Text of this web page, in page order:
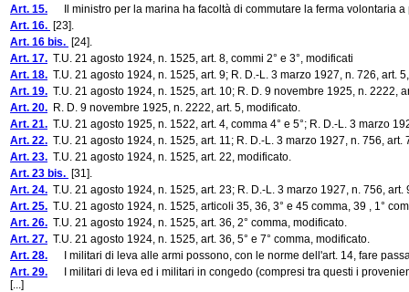
Art. 15. Il ministro per la marina ha facoltà di commutare la ferma volontaria
Art. 16. [23].
Art. 16 bis. [24].
Art. 17. T.U. 21 agosto 1924, n. 1525, art. 8, commi 2° e 3°, modificati
Art. 18. T.U. 21 agosto 1924, n. 1525, art. 9; R. D.-L. 3 marzo 1927, n. 726, art.
Art. 19. T.U. 21 agosto 1924, n. 1525, art. 10; R. D. 9 novembre 1925, n. 2222,
Art. 20. R. D. 9 novembre 1925, n. 2222, art. 5, modificato.
Art. 21. T.U. 21 agosto 1925, n. 1522, art. 4, comma 4° e 5°; R. D.-L. 3 marzo
Art. 22. T.U. 21 agosto 1924, n. 1525, art. 11; R. D.-L. 3 marzo 1927, n. 756, art.
Art. 23. T.U. 21 agosto 1924, n. 1525, art. 22, modificato.
Art. 23 bis. [31].
Art. 24. T.U. 21 agosto 1924, n. 1525, art. 23; R. D.-L. 3 marzo 1927, n. 756, art.
Art. 25. T.U. 21 agosto 1924, n. 1525, articoli 35, 36, 3° e 45 comma, 39 , 1°
Art. 26. T.U. 21 agosto 1924, n. 1525, art. 36, 2° comma, modificato.
Art. 27. T.U. 21 agosto 1924, n. 1525, art. 36, 5° e 7° comma, modificato.
Art. 28. I militari di leva alle armi possono, con le norme dell'art. 14, fare
Art. 29. I militari di leva ed i militari in congedo (compresi tra questi i
[...]